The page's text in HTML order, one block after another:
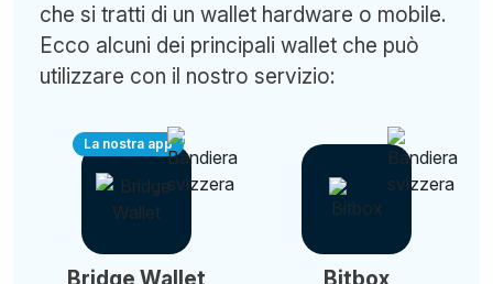
che si tratti di un wallet hardware o mobile.
Ecco alcuni dei principali wallet che può
utilizzare con il nostro servizio:
La nostra app
Bridge Wallet Bitbox